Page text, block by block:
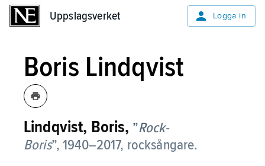
Uppslagsverket Logga in
Boris Lindqvist
Lindqvist, Boris, ”Rock-
Boris”, 1940–2017, rocksångare.